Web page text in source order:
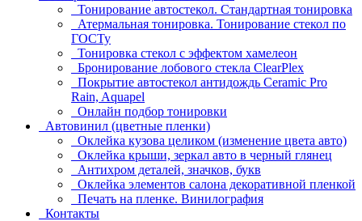
Тонирование автостекол. Стандартная тонировка
Атермальная тонировка. Тонирование стекол по
ГОСТу
Тонировка стекол с эффектом хамелеон
Бронирование лобового стекла ClearPlex
Покрытие автостекол антидождь Ceramic Pro
Rain, Aquapel
Онлайн подбор тонировки
Автовинил (цветные пленки)
Оклейка кузова целиком (изменение цвета авто)
Оклейка крыши, зеркал авто в черный глянец
Антихром деталей, значков, букв
Оклейка элементов салона декоративной пленкой
Печать на пленке. Винилография
Контакты